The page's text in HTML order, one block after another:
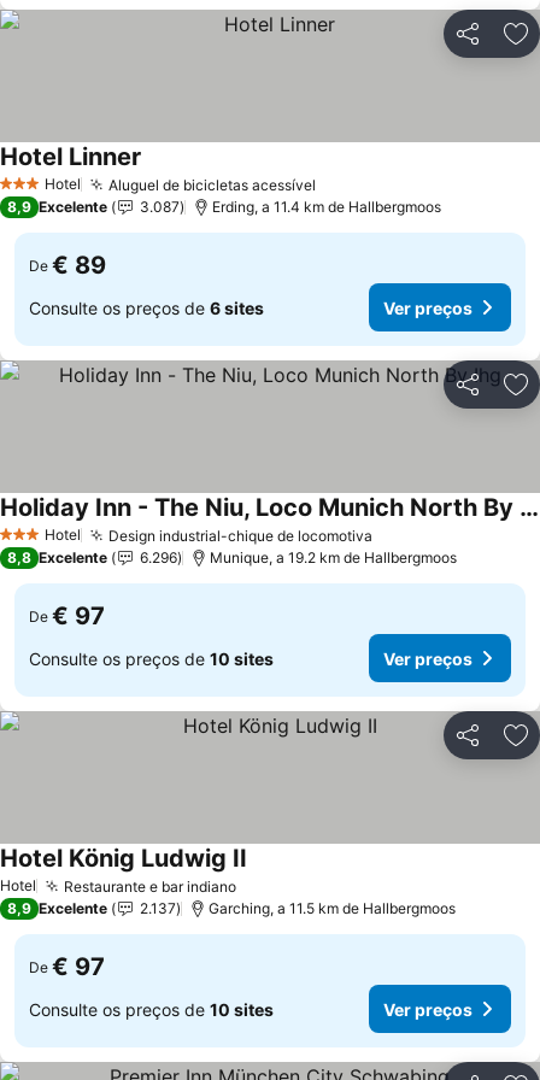
Partilhar
3 EstrelasHotel Aluguel de bicicletas acessível
Hotel Linner
8,9 Excelente 3.087 Erding, a 11.4 km de Hallbergmoos
De € 89
Consulte os preços de 6 sites Ver preços
Partilhar
3 EstrelasHotel Design industrial-chique de locomotiva
Holiday Inn - The Niu, Loco Munich North By Ihg
8,8 Excelente 6.296 Munique, a 19.2 km de Hallbergmoos
De € 97
Consulte os preços de 10 sites Ver preços
Partilhar
Hotel Restaurante e bar indiano
Hotel König Ludwig II
8,9 Excelente 2.137 Garching, a 11.5 km de Hallbergmoos
De € 97
Consulte os preços de 10 sites Ver preços